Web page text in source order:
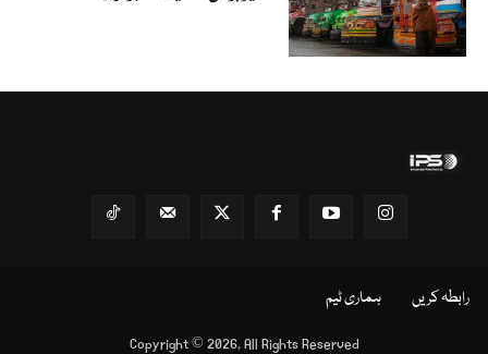
Copyright © 2026, All Rights Reserved
رابطہ کریں ہماری ٹیم